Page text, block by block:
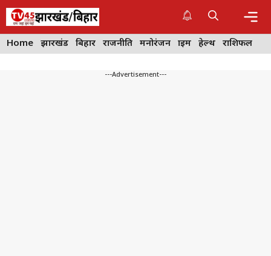
Skip
content
Home झारखंड बिहार राजनीति मनोरंजन क्राइम हेल्थ राशिफल
---Advertisement---